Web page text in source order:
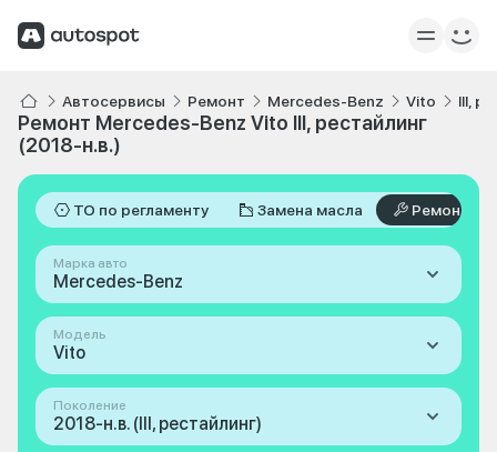
Автосервисы Ремонт Mercedes-Benz Vito III,
Ремонт Mercedes-Benz Vito III, рестайлинг
(2018-н.в.)
ТО по регламенту Замена масла Ремонт
Марка авто
Mercedes-Benz
Модель
Vito
Поколение
2018-н.в. (III, рестайлинг)